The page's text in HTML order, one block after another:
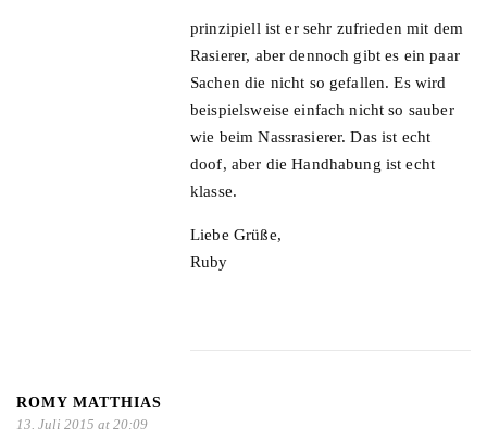
prinzipiell ist er sehr zufrieden mit dem
Rasierer, aber dennoch gibt es ein paar
Sachen die nicht so gefallen. Es wird
beispielsweise einfach nicht so sauber
wie beim Nassrasierer. Das ist echt
doof, aber die Handhabung ist echt
klasse.
Liebe Grüße,
Ruby
ROMY MATTHIAS
13. Juli 2015 at 20:09